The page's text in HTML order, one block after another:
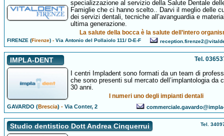
specializzazione al servizio della Salute Dentale
Famiglie che ci hanno scelto.. Darvi il meglio delle
dei servizi dentali, tecniche all’avanguardia e
ultima generazione.
La salute della bocca è la salute dell’intero
FIRENZE (Firenze) -Via Antonio del Pollaiolo 111/ D-E-F
IMPLA-DENT Tel.
I centri Impladent sono formati da un team di
che sono presenti sul mercato dell’implantologia da
30 anni.
I numeri uno degli impianti dentali
GAVARDO (Brescia) -Via Conter, 2
Studio dentistico Dott Andrea Cinquerrui Tel.